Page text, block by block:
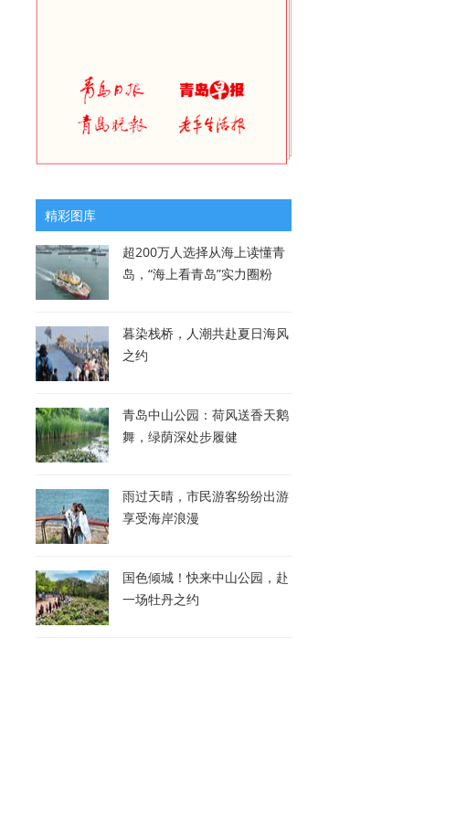
精彩图库
超200万人选择从海上读懂青
岛，“海上看青岛”实力圈粉
暮染栈桥，人潮共赴夏日海风
之约
青岛中山公园：荷风送香天鹅
舞，绿荫深处步履健
雨过天晴，市民游客纷纷出游
享受海岸浪漫
国色倾城！快来中山公园，赴
一场牡丹之约